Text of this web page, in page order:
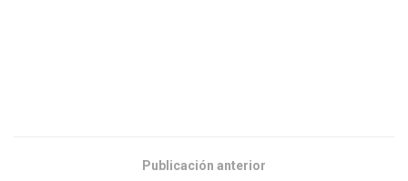
Publicación anterior